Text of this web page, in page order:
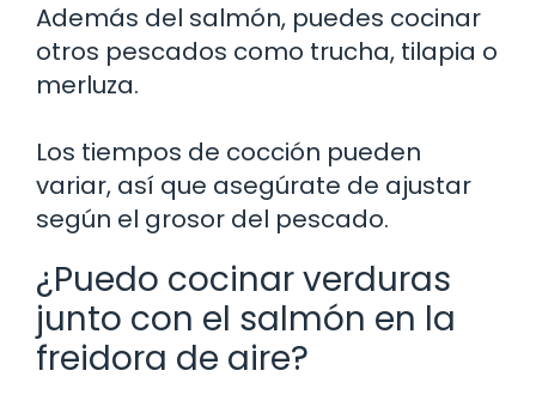
Además del salmón, puedes cocinar
otros pescados como trucha, tilapia o
merluza.
Los tiempos de cocción pueden
variar, así que asegúrate de ajustar
según el grosor del pescado.
¿Puedo cocinar verduras
junto con el salmón en la
freidora de aire?